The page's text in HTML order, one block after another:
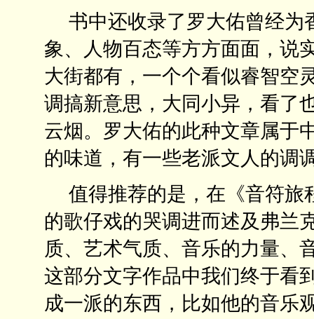
书中还收录了罗大佑曾经为
象、人物百态等方方面面，说
大街都有，一个个看似睿智空
调搞新意思，大同小异，看了
云烟。罗大佑的此种文章属于
的味道，有一些老派文人的调
值得推荐的是，在《音符旅
的歌仔戏的哭调进而述及弗兰
质、艺术气质、音乐的力量、
这部分文字作品中我们终于看
成一派的东西，比如他的音乐